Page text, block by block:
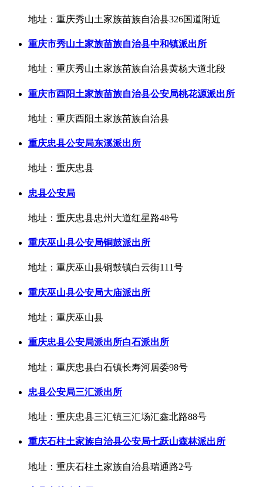
地址：重庆秀山土家族苗族自治县326国道附近
重庆市秀山土家族苗族自治县中和镇派出所
地址：重庆秀山土家族苗族自治县黄杨大道北段
重庆市酉阳土家族苗族自治县公安局桃花源派出所
地址：重庆酉阳土家族苗族自治县
重庆忠县公安局东溪派出所
地址：重庆忠县
忠县公安局
地址：重庆忠县忠州大道红星路48号
重庆巫山县公安局铜鼓派出所
地址：重庆巫山县铜鼓镇白云街111号
重庆巫山县公安局大庙派出所
地址：重庆巫山县
重庆忠县公安局派出所白石派出所
地址：重庆忠县白石镇长寿河居委98号
忠县公安局三汇派出所
地址：重庆忠县三汇镇三汇场汇鑫北路88号
重庆石柱土家族自治县公安局七跃山森林派出所
地址：重庆石柱土家族自治县瑞通路2号